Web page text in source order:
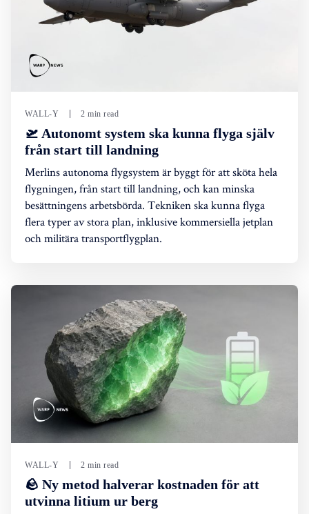
WALL-Y 2 min read
🛫 Autonomt system ska kunna flyga själv
från start till landning
Merlins autonoma flygsystem är byggt för att sköta hela
flygningen, från start till landning, och kan minska
besättningens arbetsbörda. Tekniken ska kunna flyga
flera typer av stora plan, inklusive kommersiella jetplan
och militära transportflygplan.
WALL-Y 2 min read
🪨 Ny metod halverar kostnaden för att
utvinna litium ur berg